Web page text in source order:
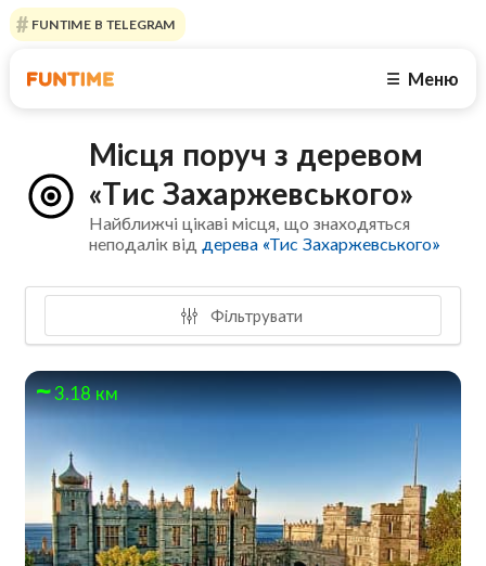
FUNTIME В TELEGRAM
☰ Меню
Місця поруч з деревом
«Тис Захаржевського»
Найближчі цікаві місця, що знаходяться
неподалік від дерева «Тис Захаржевського»
Фільтрувати
3.18 км